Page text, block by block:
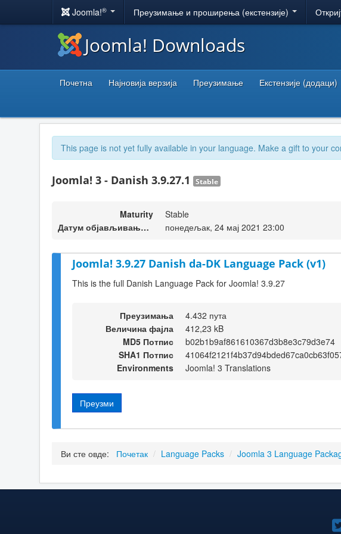
Joomla!® Преузимање и проширења (екстензије)
Joomla! Downloads
Почетна Најновија верзија Преузимање Екстензије (додаци)
This page is not yet fully available in your language. Make a gift to your
Joomla! 3 - Danish 3.9.27.1 Stable
Maturity
Stable
Датум објављивања верзије
понедељак, 24 мај 2021 23:00
Joomla! 3.9.27 Danish da-DK Language Pack (v1)
This is the full Danish Language Pack for Joomla! 3.9.27
Преузимања
4.432 пута
Величина фајла
412,23 kB
MD5 Потпис
b02b1b9af861610367d3b8e3c79d3e74
SHA1 Потпис
Environments
Joomla! 3 Translations
Преузми
Ви сте овде: Почетак / Language Packs / Joomla 3 Language